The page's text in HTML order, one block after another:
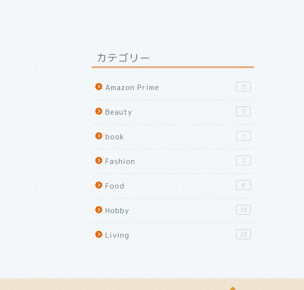
カテゴリー
Amazon Prime 5
Beauty 5
book 1
Fashion 2
Food 6
Hobby 33
Living 23